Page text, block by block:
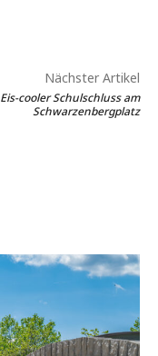
Nächster Artikel
Eis-cooler Schulschluss am
Schwarzenbergplatz